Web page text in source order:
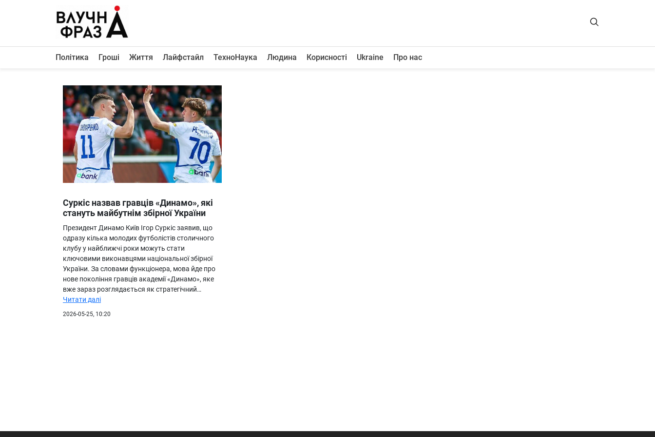
Політика
Життя
Лайфстайл
ТехноНаука
Людина
Корисності
Про нас
Політика Гроші Життя Лайфстайл ТехноНаука Людина Корисності Ukraine Про нас
Суркіс назвав гравців «Динамо», які
стануть майбутнім збірної України
Президент Динамо Київ Ігор Суркіс заявив, що
одразу кілька молодих футболістів столичного
клубу у найближчі роки можуть стати
ключовими виконавцями національної збірної
України. За словами функціонера, мова йде про
нове покоління гравців академії «Динамо», яке
вже зараз розглядається як стратегічний…
Читати далі
2026-05-25, 10:20